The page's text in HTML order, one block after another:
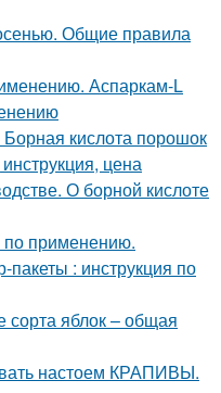
Общие правила
Аспаркам-L
кислота порошок
цена
О борной кислоте
по применению.
: инструкция по
сорта яблок – общая
настоем КРАПИВЫ.